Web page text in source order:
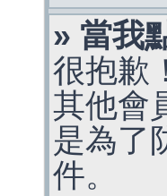
» 當我
很抱歉
其他會
是為了
件。